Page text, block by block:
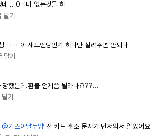
네 .. 0ㅔ미 없는것들 하
달기
ㅋㅋ 아 새드엔딩인가 하나만 살려주면 안되나
달기
당했는데.환불 언제쯤 될라나요??...
기
@가즈아날두양 전 카드 취소 문자가 먼저와서 알았어요